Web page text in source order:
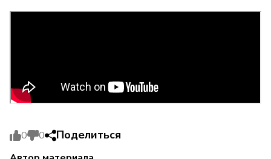
0 0 Поделиться